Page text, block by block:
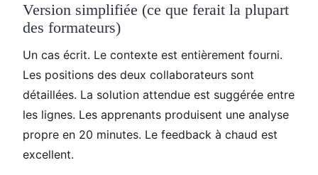
Version simplifiée (ce que ferait la plupart
des formateurs)
Un cas écrit. Le contexte est entièrement fourni.
Les positions des deux collaborateurs sont
détaillées. La solution attendue est suggérée entre
les lignes. Les apprenants produisent une analyse
propre en 20 minutes. Le feedback à chaud est
excellent.